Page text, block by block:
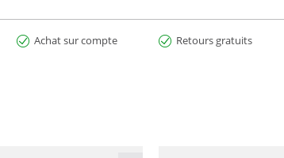
Achat sur compte Retours gratuits